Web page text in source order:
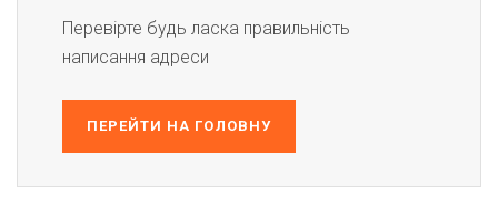
Перевірте будь ласка правильність
написання адреси
ПЕРЕЙТИ НА ГОЛОВНУ